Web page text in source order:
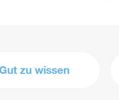
zu wissen